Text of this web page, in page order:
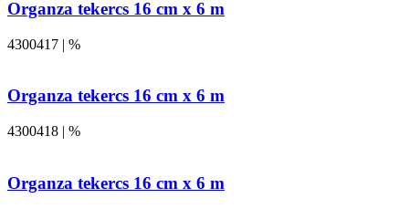
Organza tekercs 16 cm x 6 m
4300417 | %
Organza tekercs 16 cm x 6 m
4300418 | %
Organza tekercs 16 cm x 6 m